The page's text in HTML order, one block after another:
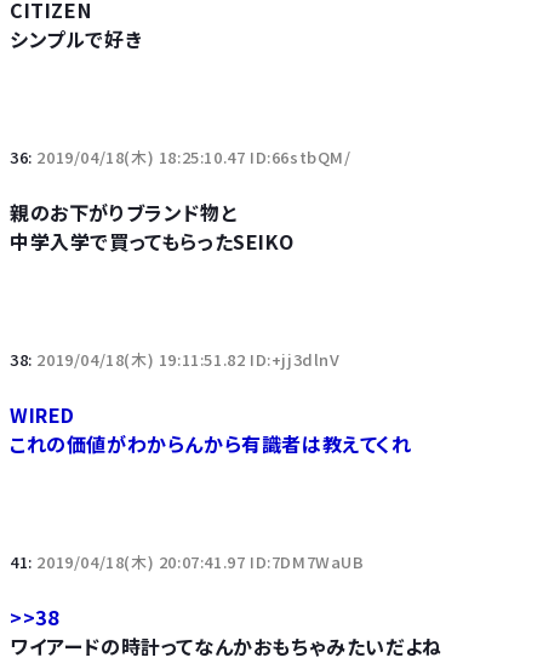
CITIZEN
シンプルで好き
36: 2019/04/18(木) 18:25:10.47 ID:66stbQM/
親のお下がりブランド物と
中学入学で買ってもらったSEIKO
38: 2019/04/18(木) 19:11:51.82 ID:+jj3dlnV
WIRED
これの価値がわからんから有識者は教えてくれ
41: 2019/04/18(木) 20:07:41.97 ID:7DM7WaUB
>>38
ワイアードの時計ってなんかおもちゃみたいだよね